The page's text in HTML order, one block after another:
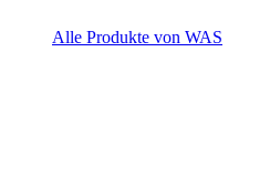
Alle Produkte von WAS